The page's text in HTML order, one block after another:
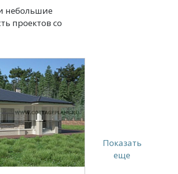
небольшие
проектов со
Показать
еще